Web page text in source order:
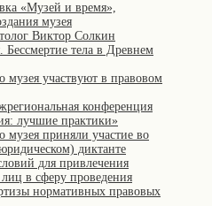
«Музей и время»,
музея
Виктор Солкин
тела в Древнем
музея участвуют в правовом
конференция
лучшие практики»
музея приняли участие во
диктанте
для привлечения
в сферу проведения
нормативных правовых